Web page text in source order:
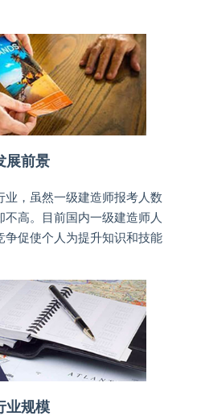
展前景
业，虽然一级建造师报考人数
高。目前国内一级建造师人
争促使个人为提升知识和技能
业规模